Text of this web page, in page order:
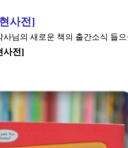
사전]
님의 새로운 책의 출간소식 들
사전]